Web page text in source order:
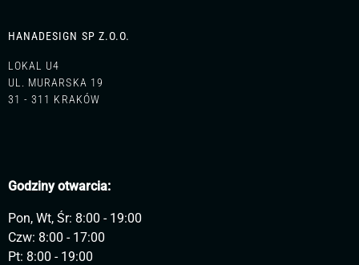
HANADESIGN SP Z.O.O.
LOKAL U4
UL. MURARSKA 19
31 - 311 KRAKÓW
Godziny otwarcia:
Pon, Wt, Śr: 8:00 - 19:00
Czw: 8:00 - 17:00
Pt: 8:00 - 19:00